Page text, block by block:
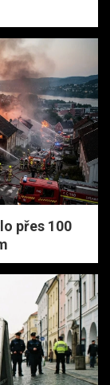
přes 100